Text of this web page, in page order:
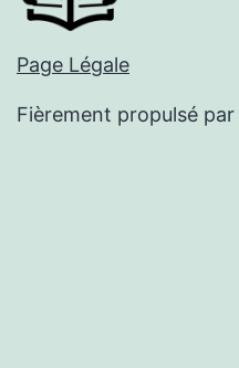
Page Légale
Fièrement propulsé par